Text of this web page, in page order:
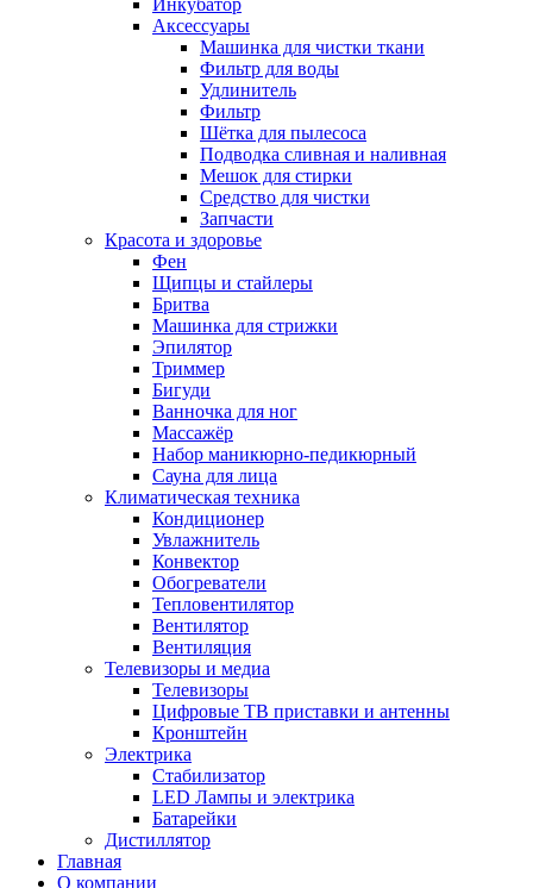
Инкубатор
Аксессуары
Машинка для чистки ткани
Фильтр для воды
Удлинитель
Фильтр
Шётка для пылесоса
Подводка сливная и наливная
Мешок для стирки
Средство для чистки
Запчасти
Красота и здоровье
Фен
Щипцы и стайлеры
Бритва
Машинка для стрижки
Эпилятор
Триммер
Бигуди
Ванночка для ног
Массажёр
Набор маникюрно-педикюрный
Сауна для лица
Климатическая техника
Кондиционер
Увлажнитель
Конвектор
Обогреватели
Тепловентилятор
Вентилятор
Вентиляция
Телевизоры и медиа
Телевизоры
Цифровые ТВ приставки и антенны
Кронштейн
Электрика
Стабилизатор
LED Лампы и электрика
Батарейки
Дистиллятор
Главная
О компании